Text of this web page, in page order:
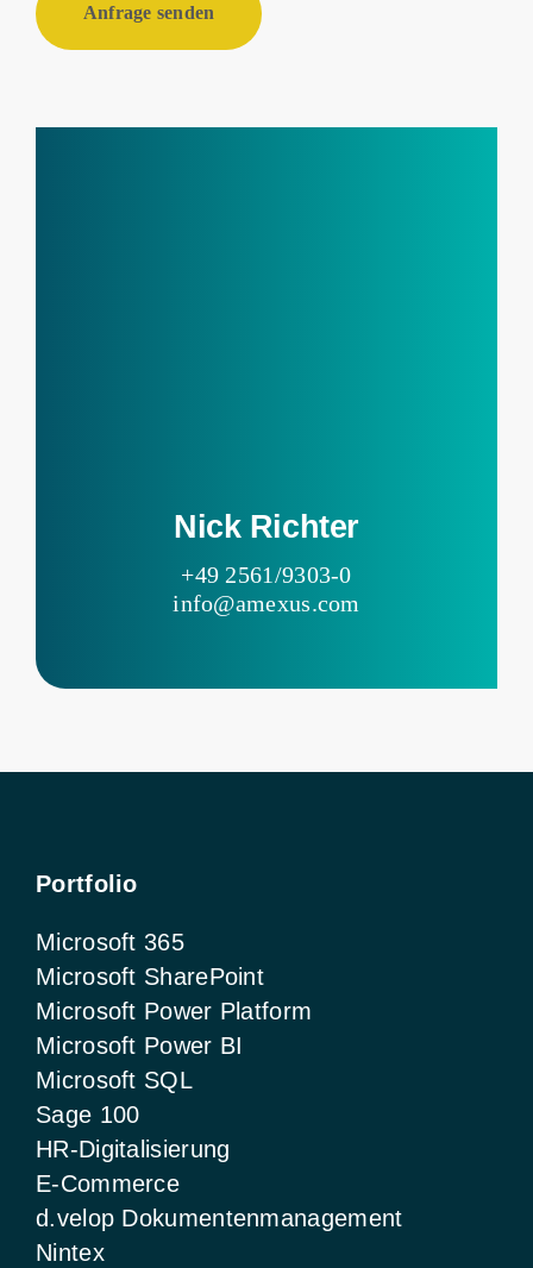
Anfrage senden
Nick Richter
+49 2561/9303-0
info@amexus.com
Portfolio
Microsoft 365
Microsoft SharePoint
Microsoft Power Platform
Microsoft Power BI
Microsoft SQL
Sage 100
HR-Digitalisierung
E-Commerce
d.velop Dokumentenmanagement
Nintex